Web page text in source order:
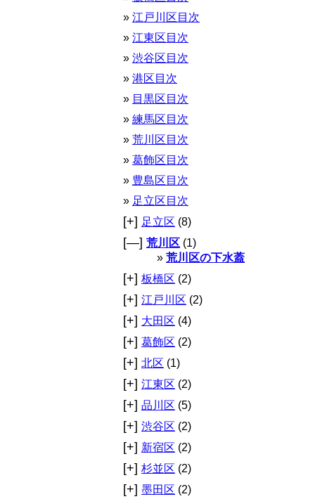
江戸川区目次
江東区目次
渋谷区目次
港区目次
目黒区目次
練馬区目次
荒川区目次
葛飾区目次
豊島区目次
足立区目次
[+] 足立区 (8)
[—] 荒川区 (1)
荒川区の下水蓋
[+] 板橋区 (2)
[+] 江戸川区 (2)
[+] 大田区 (4)
[+] 葛飾区 (2)
[+] 北区 (1)
[+] 江東区 (2)
[+] 品川区 (5)
[+] 渋谷区 (2)
[+] 新宿区 (2)
[+] 杉並区 (2)
[+] 墨田区 (2)